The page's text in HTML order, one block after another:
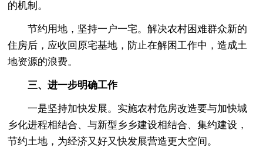
的机制。
节约用地，坚持一户一宅。解决农村困难群众新的
住房后，应收回原宅基地，防止在解困工作中，造成土
地资源的浪费。
三、进一步明确工作
一是坚持加快发展。实施农村危房改造要与加快城
乡化进程相结合、与新型乡乡建设相结合、集约建设，
节约土地，为经济又好又快发展营造更大空间。